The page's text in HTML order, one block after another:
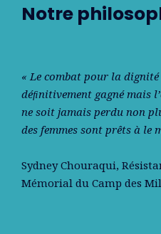
Notre
« Le combat pour la
déﬁnitivement gagné mais
ne soit jamais perdu non
des femmes sont prêts à le
Sydney Chouraqui,
Mémorial du Camp des